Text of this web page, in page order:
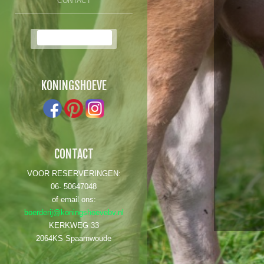
KONINGSHOEVE
CONTACT
VOOR RESERVERINGEN:
06- 50647048
of email ons:
boerderij@koningshoevebv.nl
KERKWEG 33
2064KS Spaarnwoude